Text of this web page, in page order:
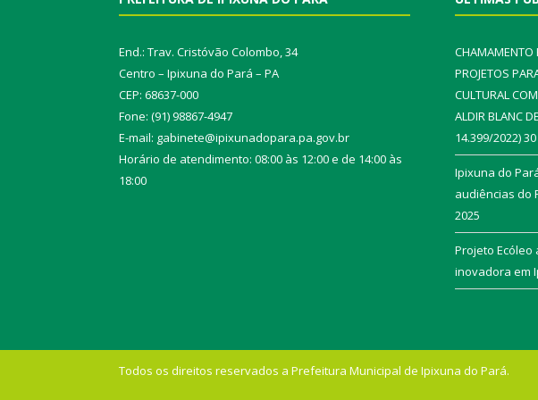
End.: Trav. Cristóvão Colombo, 34
Centro – Ipixuna do Pará – PA
CEP: 68637-000
Fone: (91) 98867-4947
E-mail: gabinete@ipixunadopara.pa.gov.br
Horário de atendimento: 08:00 às 12:00 e de 14:00 às
18:00
CHAMAMENTO
PROJETOS
CULTURAL
ALDIR BLANC
14.399/2022)
Ipixuna do
audiências do
2025
Projeto Ecóleo
inovadora em
Todos os direitos reservados a Prefeitura Municipal de Ipixuna do Pará.